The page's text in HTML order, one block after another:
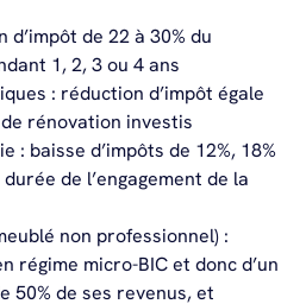
de 22 à 30% du
1, 2, 3 ou 4 ans
: réduction d’impôt égale
rénovation investis
: baisse d’impôts de 12%, 18%
de l’engagement de la
non professionnel) :
régime micro-BIC et donc d’un
de ses revenus, et